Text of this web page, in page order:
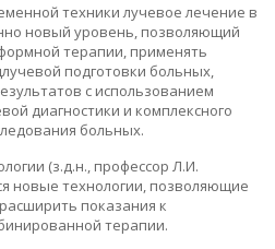
техники лучевое лечение в
новый уровень, позволяющий
терапии, применять
подготовки больных,
с использованием
диагностики и комплексного
больных.
(з.д.н., профессор Л.И.
новые технологии, позволяющие
показания к
терапии.